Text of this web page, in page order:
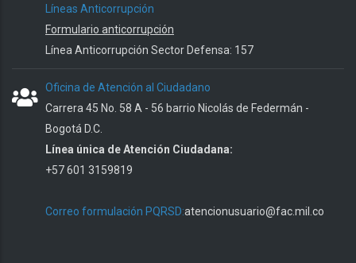
Líneas Anticorrupción
Formulario anticorrupción
Línea Anticorrupción Sector Defensa: 157
Oficina de Atención al Ciudadano
Carrera 45 No. 58 A - 56 barrio Nicolás de Federmán -
Bogotá D.C.
Línea única de Atención Ciudadana:
+57 601 3159819
Correo formulación PQRSD:atencionusuario@fac.mil.co